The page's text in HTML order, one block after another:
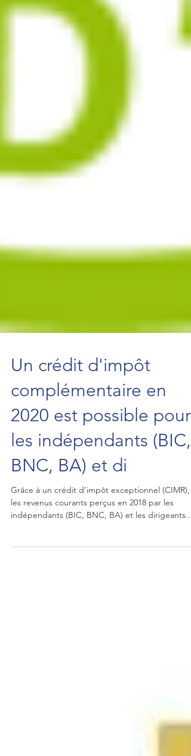
Un crédit d'impôt
complémentaire en
2020 est possible pour
les indépendants (BIC,
BNC, BA) et di
les revenus courants perçus en 2018 par les